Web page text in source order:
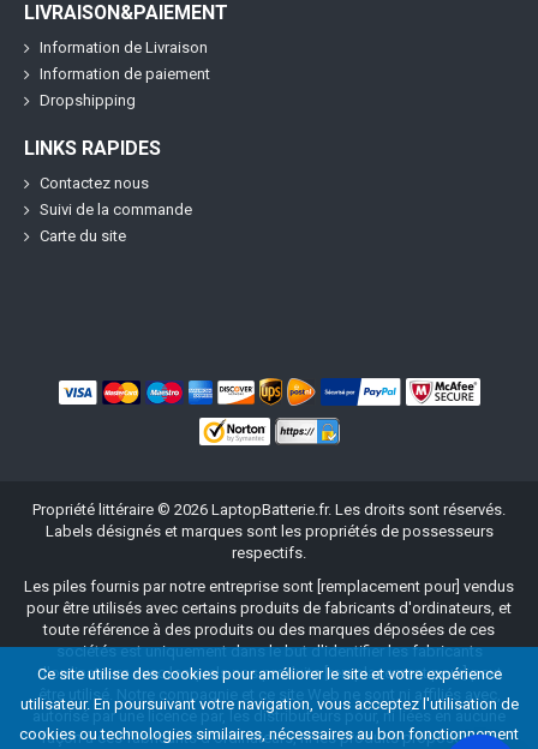
LIVRAISON&PAIEMENT
Information de Livraison
Information de paiement
Dropshipping
LINKS RAPIDES
Contactez nous
Suivi de la commande
Carte du site
Propriété littéraire © 2026 LaptopBatterie.fr. Les droits sont réservés.
Labels désignés et marques sont les propriétés de possesseurs
respectifs.
Les piles fournis par notre entreprise sont [remplacement pour] vendus
pour être utilisés avec certains produits de fabricants d'ordinateurs, et
toute référence à des produits ou des marques déposées de ces
sociétés est uniquement dans le but d'identifier les fabricants
d'ordinateurs avec lesquels nos produits [remplacement pour] peut
être utilisé. Notre compagnie et ce site Web ne sont ni affiliés avec,
autorisé par une licence par, les distributeurs pour, ni liées en aucune
façon à ces fabricants d'ordinateurs, ni les produits proposés à la
Ce site utilise des cookies pour améliorer le site et votre expérience
utilisateur. En poursuivant votre navigation, vous acceptez l'utilisation de
cookies ou technologies similaires, nécessaires au bon fonctionnement